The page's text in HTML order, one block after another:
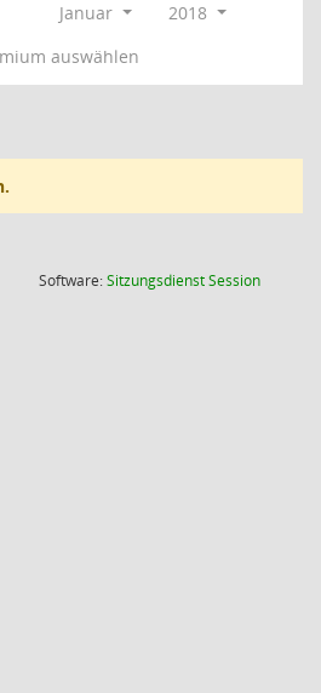
Januar
2018
auswählen
Software:SitzungsdienstSession(Wird in